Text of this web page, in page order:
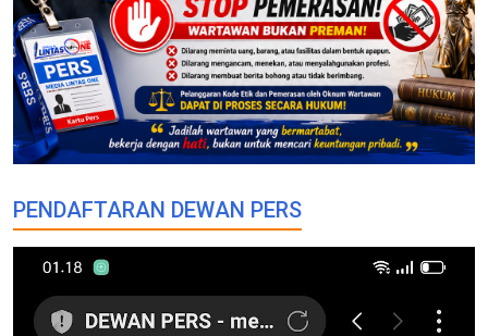
PENDAFTARAN DEWAN PERS